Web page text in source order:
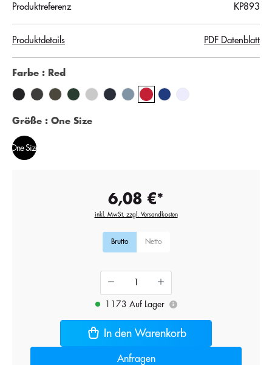
Produktreferenz
KP893
Produktdetails PDF Datenblatt
Farbe : Red
Größe : One Size
One Size
6,08 €*
inkl. MwSt. zzgl. Versandkosten
Brutto Netto
1173 Auf Lager i
In den Warenkorb
Anfragen